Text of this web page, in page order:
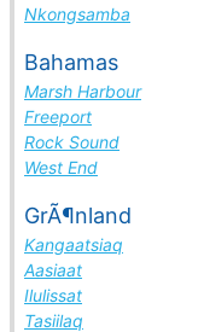
Nkongsamba
Bahamas
Marsh Harbour
Freeport
Rock Sound
West End
GrÃ¶nland
Kangaatsiaq
Aasiaat
Ilulissat
Tasiilaq